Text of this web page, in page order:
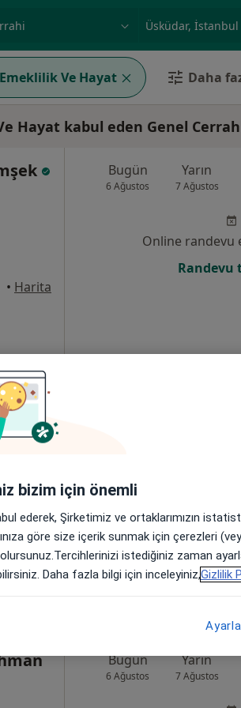
ilgi alanı ve hastalık, isimörnek: İstanbul
Ve Hayat Daha
Hayat kabul eden Genel
• Harita
Bugün
6 Ağustos
Yarın
7 Ağustos
Online randevu
Randevu
• Harita
Randevu
Bugün
6 Ağustos
Yarın
7 Ağustos
bizim için önemli
ederek, Şirketimiz ve ortaklarımızın
göre size içerik sunmak için çerezleri
istediğiniz zaman
Daha fazla bilgi için inceleyiniz,Gizlilik